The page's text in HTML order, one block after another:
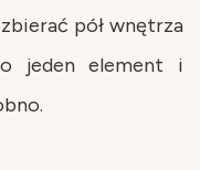
pół wnętrza
jeden element i